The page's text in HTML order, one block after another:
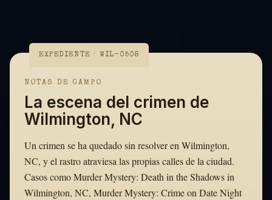
EXPEDIENTE · WIL-0508
NOTAS DE CAMPO
La escena del crimen de
Wilmington, NC
Un crimen se ha quedado sin resolver en Wilmington,
NC, y el rastro atraviesa las propias calles de la ciudad.
Casos como Murder Mystery: Death in the Shadows in
Wilmington, NC, Murder Mystery: Crime on Date Night